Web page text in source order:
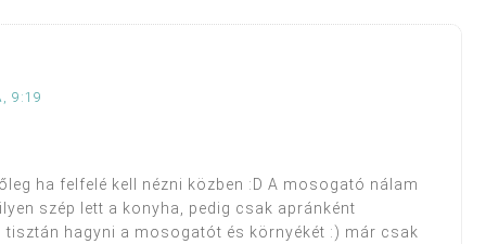
9:19
ha felfelé kell nézni közben :D A mosogató nálam
szép lett a konyha, pedig csak apránként
hagyni a mosogatót és környékét :) már csak